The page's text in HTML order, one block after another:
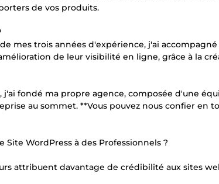
de vos produits.
mes trois années d'expérience, j'ai
de leur visibilité en ligne, grâce à la
fondé ma propre agence, composée d'une
au sommet. **Vous pouvez nous confier en
WordPress à des Professionnels ?
attribuent davantage de crédibilité aux sites